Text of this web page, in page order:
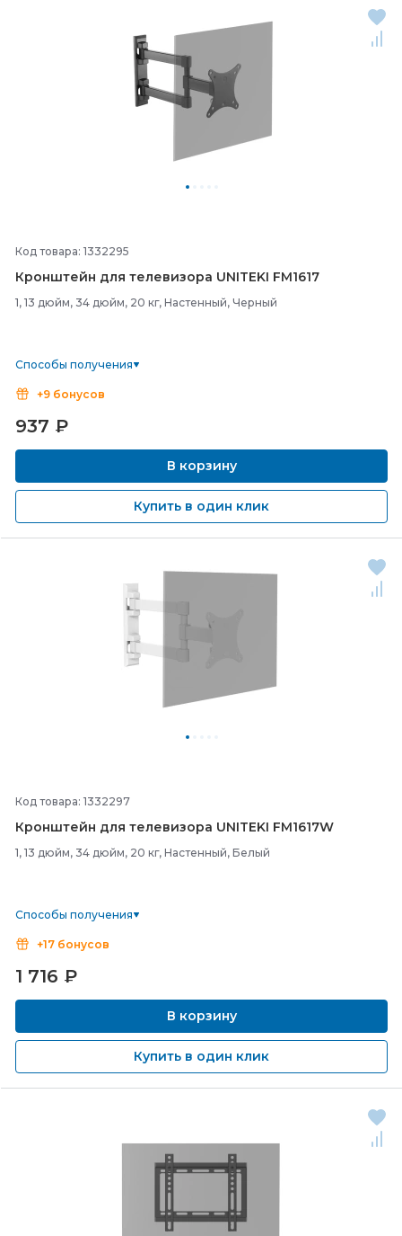
Код товара: 1332295
Кронштейн для телевизора UNITEKI FM1617
1, 13 дюйм, 34 дюйм, 20 кг, Настенный, Черный
Способы получения
+9 бонусов
937 ₽
В корзину
Купить в один клик
Код товара: 1332297
Кронштейн для телевизора UNITEKI FM1617W
1, 13 дюйм, 34 дюйм, 20 кг, Настенный, Белый
Способы получения
+17 бонусов
1 716 ₽
В корзину
Купить в один клик